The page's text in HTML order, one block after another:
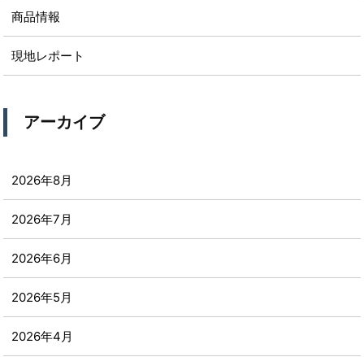
商品情報
現地レポート
アーカイブ
2026年8月
2026年7月
2026年6月
2026年5月
2026年4月